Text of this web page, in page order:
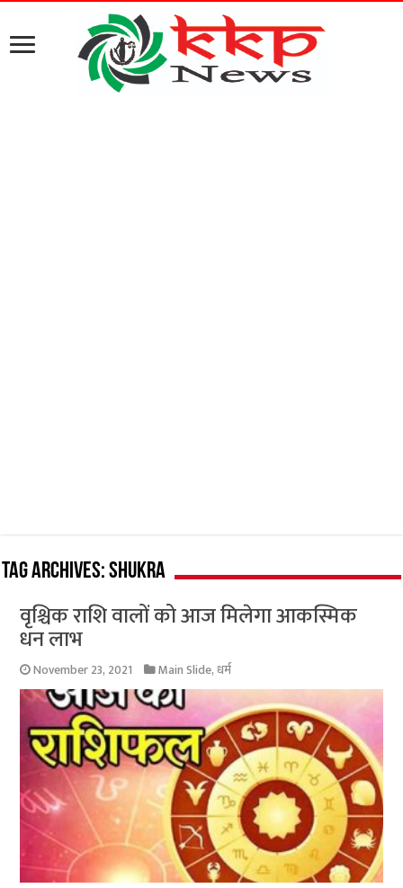
Tag Archives:shukra
वृश्चिक राशि वालों को आज मिलेगा आकस्मिक
धन लाभ
November 23, 2021 Main Slide, धर्म